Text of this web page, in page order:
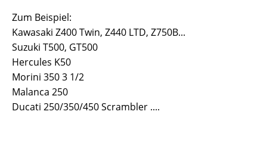
Zum Beispiel:
Kawasaki Z400 Twin, Z440 LTD, Z750B...
Suzuki T500, GT500
Hercules K50
Morini 350 3 1/2
Malanca 250
Ducati 250/350/450 Scrambler ....